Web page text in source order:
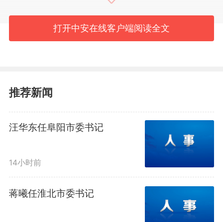
创新生态，打造“万亿聚变城”，力
争在“十五五”期间实现聚变能的示
近年来，核聚变能作为极具潜
力的“终极能源”，已成为安徽抢占
全球科技竞争制高点的关键领域。
中国科学院合肥物质科学研究院等
离子体物理研究所副所长秦经刚在
《磁约束聚变研究进展及产业化简
打开中安在线客户端阅读全文
推荐新闻
汪华东任阜阳市委书记
14小时前
蒋曦任淮北市委书记